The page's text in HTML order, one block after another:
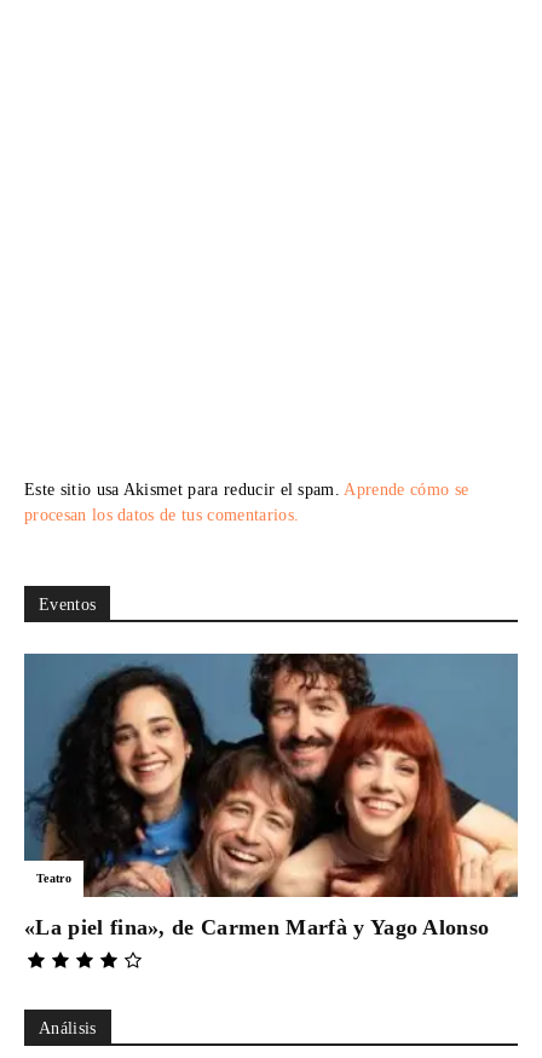
Este sitio usa Akismet para reducir el spam. Aprende cómo se
procesan los datos de tus comentarios.
Eventos
Teatro
«La piel fina», de Carmen Marfà y Yago Alonso
Análisis